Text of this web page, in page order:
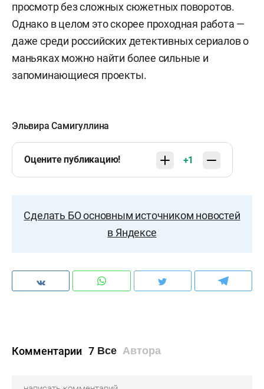
просмотр без сложных сюжетных поворотов.
Однако в целом это скорее проходная работа —
даже среди российских детективных сериалов о
маньяках можно найти более сильные и
запоминающиеся проекты.
Эльвира Самигуллина
Оцените публикацию! +1
Сделать БО основным источником новостей
в Яндексе
Комментарии 7 Все Автора